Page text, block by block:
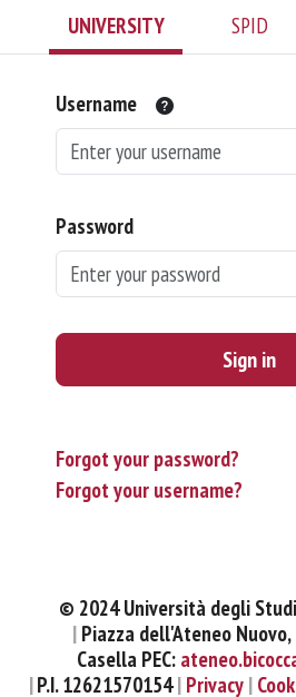
UNIVERSITY SPID
Username
Password
Sign in
Forgot your password?
Forgot your username?
© 2024 Università degli
Piazza dell'Ateneo
Casella PEC:
P.I. 12621570154 Privacy